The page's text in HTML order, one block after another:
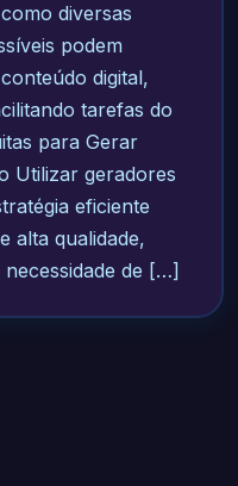
diversas
podem
digital,
tarefas do
para Gerar
Utilizar geradores
eficiente
alta qualidade,
necessidade de […]